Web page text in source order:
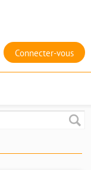
Connecter-vous